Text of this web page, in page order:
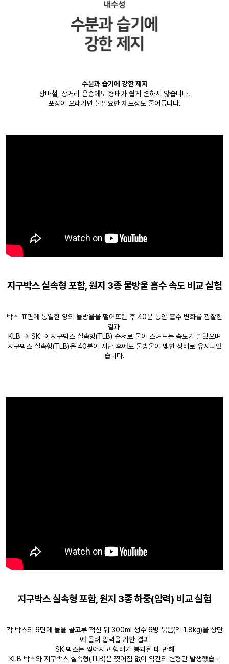
수분과 습기에 강한 제지
장마철, 장거리 운송에도 형태가 쉽게 변하지 않습니다.
포장이 오래가면 불필요한 재포장도 줄어듭니다.
지구박스 실속형 포함, 원지 3종 물방울 흡수 속도 비교 실험
박스 표면에 동일한 양의 물방울을 떨어뜨린 후 40분 동안 흡수 변화를 관찰한
결과
KLB → SK → 지구박스 실속형(TLB) 순서로 물이 스며드는 속도가 빨랐으며
지구박스 실속형(TLB)은 40분이 지난 후에도 물방울이 맺힌 상태로 유지되었
습니다.
지구박스 실속형 포함, 원지 3종 하중(압력) 비교 실험
각 박스의 6면에 물을 골고루 적신 뒤 300ml 생수 6병 묶음(약 1.8kg)을 상단
에 올려 압력을 가한 결과
SK 박스는 찢어지고 형태가 붕괴된 데 반해
KLB 박스와 지구박스 실속형(TLB)은 찢어짐 없이 약간의 변형만 발생했습니